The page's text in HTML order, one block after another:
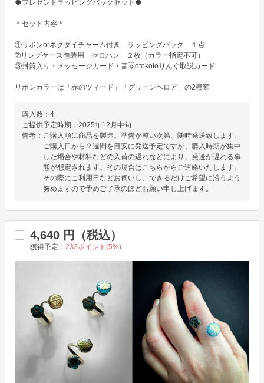
◆プレゼントラッピングバッグセット◆
＊セット内容＊
①リボンorネクタイチャーム付き　ラッピングバッグ　１点
➁リングケース包装用　セロハン　２枚（カラー指定不可）
③封筒入り・メッセージカード・音琴otokotoりんぐ取説カード
リボンカラーは「赤のツィード」「グリーンベロア」の2種類
購入数： 4
ご提供予定時期： 2025年12月中旬
備考： ご購入順に商品を製造。準備が整い次第、随時発送致します。
ご購入日から２週間を目安に発送予定ですが、購入時期が集中
した場合や材料などの入荷の遅れなどにより、発送が遅れる事
態が想定されます。その場合はこちらからご連絡いたします。
その際にご利用日などお伺いし、できるだけご希望に沿うよう
努めますので予めご了承のほどお願い申し上げます。
4,640 円（税込）
獲得予定： 232ポイント(5%)